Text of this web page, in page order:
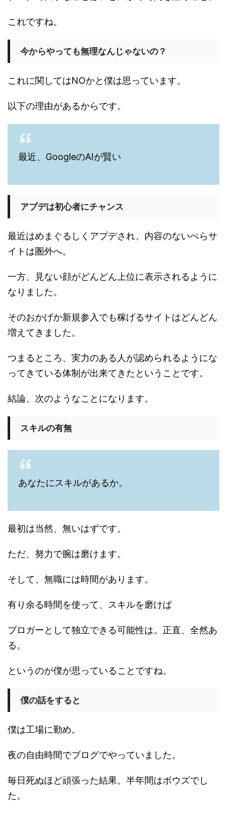
これですね。
今からやっても無理なんじゃないの？
これに関してはNOかと僕は思っています。
以下の理由があるからです。
最近、GoogleのAIが賢い
アプデは初心者にチャンス
最近はめまぐるしくアプデされ、内容のないぺらサ
イトは圏外へ。
一方、見ない顔がどんどん上位に表示されるように
なりました。
そのおかげか新規参入でも稼げるサイトはどんどん
増えてきました。
つまるところ、実力のある人が認められるようにな
ってきている体制が出来てきたということです。
結論、次のようなことになります。
スキルの有無
あなたにスキルがあるか。
最初は当然、無いはずです。
ただ、努力で腕は磨けます。
そして、無職には時間があります。
有り余る時間を使って、スキルを磨けば
ブロガーとして独立できる可能性は。正直、全然あ
る。
というのが僕が思っていることですね。
僕の話をすると
僕は工場に勤め。
夜の自由時間でブログでやっていました。
毎日死ぬほど頑張った結果。半年間はボウズでし
た。